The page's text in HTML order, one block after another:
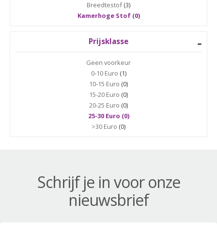
Breedtestof(3)
Kamerhoge Stof (0)
Prijsklasse
Geen voorkeur
0-10 Euro (1)
10-15 Euro (0)
15-20 Euro (0)
20-25 Euro (0)
25-30 Euro (0)
>30 Euro (0)
Schrijf je in voor onze
nieuwsbrief